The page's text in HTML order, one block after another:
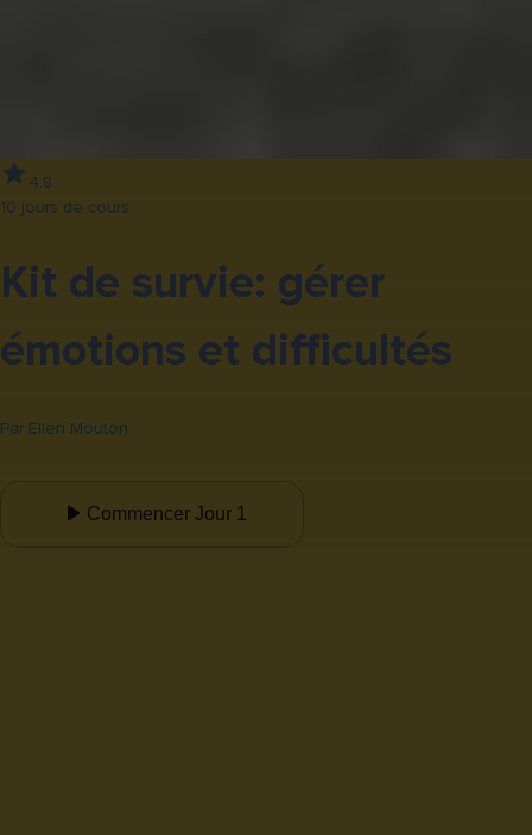
4.8
10 jours de cours
Kit de survie: gérer
émotions et difficultés
Par Ellen Mouton
Commencer Jour 1